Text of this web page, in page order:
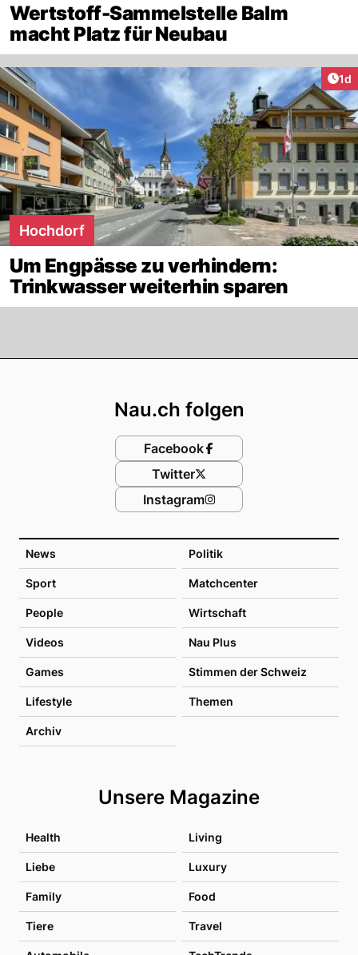
Wertstoff-Sammelstelle Balm
macht Platz für Neubau
1d
Hochdorf
Um Engpässe zu verhindern:
Trinkwasser weiterhin sparen
News Politik
Sport Matchcenter
People Wirtschaft
Videos Nau Plus
Games Stimmen der Schweiz
Lifestyle Themen
Archiv
Unsere Magazine
Health Living
Liebe Luxury
Family Food
Tiere Travel
Nau.ch folgen
Facebook
Twitter
Instagram